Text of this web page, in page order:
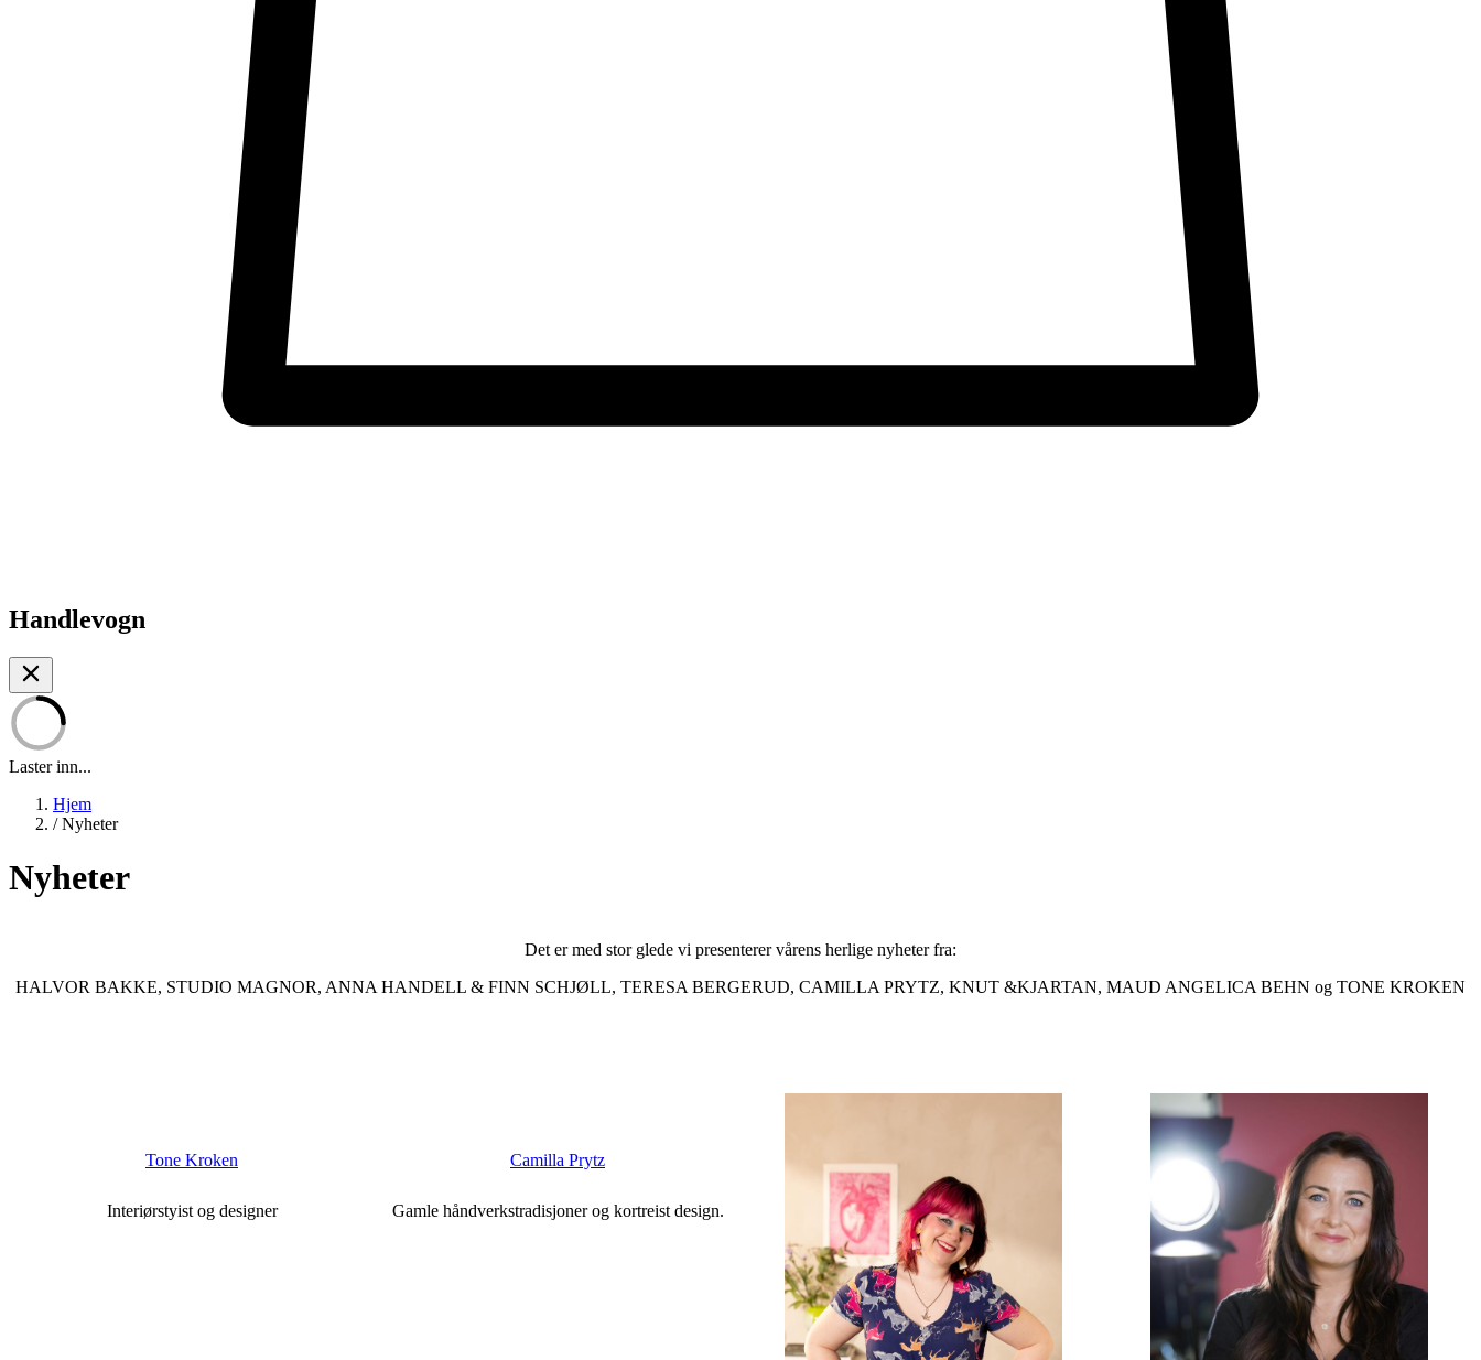
Handlevogn
Laster inn...
Hjem
/ Nyheter
Nyheter
Det er med stor glede vi presenterer vårens herlige nyheter fra:
HALVOR BAKKE, STUDIO MAGNOR, ANNA HANDELL & FINN SCHJØLL, TERESA BERGERUD, CAMILLA PRYTZ, KNUT &KJARTAN, MAUD ANGELICA BEHN og TONE KROKEN
Tone Kroken
Interiørstyist og designer
Camilla Prytz
Gamle håndverkstradisjoner og kortreist design.